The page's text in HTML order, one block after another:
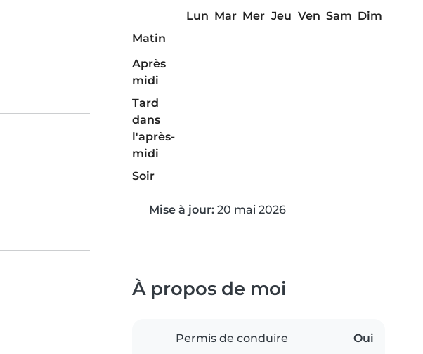
Lun Mar Mer Jeu Ven Sam Dim
Matin
Après
midi
Tard
dans
l'après-
midi
Soir
Mise à jour: 20 mai 2026
À propos de moi
Permis de conduire Oui